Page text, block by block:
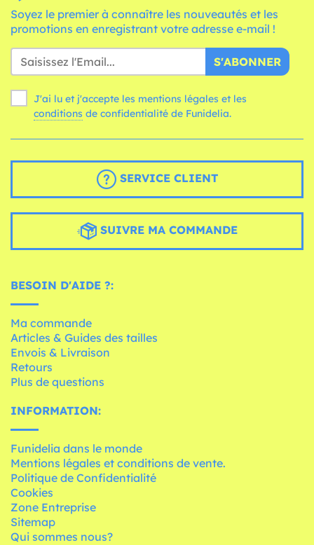
Soyez le premier à connaître les nouveautés et les
promotions en enregistrant votre adresse e-mail !
S'ABONNER
J'ai lu et j'accepte les mentions légales et les
conditions de confidentialité de Funidelia.
SERVICE CLIENT
SUIVRE MA COMMANDE
BESOIN D'AIDE ?:
Ma commande
Articles & Guides des tailles
Envois & Livraison
Retours
Plus de questions
INFORMATION:
Funidelia dans le monde
Mentions légales et conditions de vente.
Politique de Confidentialité
Cookies
Zone Entreprise
Sitemap
Qui sommes nous?